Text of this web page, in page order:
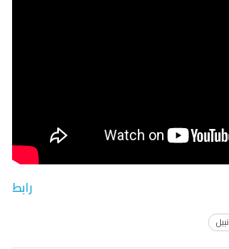
رابط
نبيل